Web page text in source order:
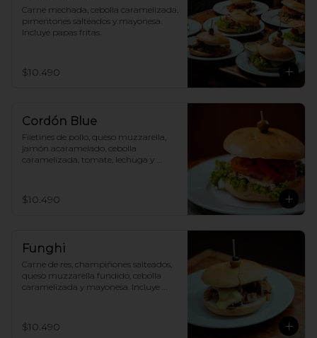
Carne mechada, cebolla caramelizada,
pimentones salteados y mayonesa.
Incluye papas fritas.
$10.490
Cordón Blue
Filetines de pollo, queso muzzarella,
jamón acaramelado, cebolla
caramelizada, tomate, lechuga y
$10.490
Funghi
Carne de res, champiñones salteados,
queso muzzarella fundido, cebolla
caramelizada y mayonesa. Incluye
$10.490